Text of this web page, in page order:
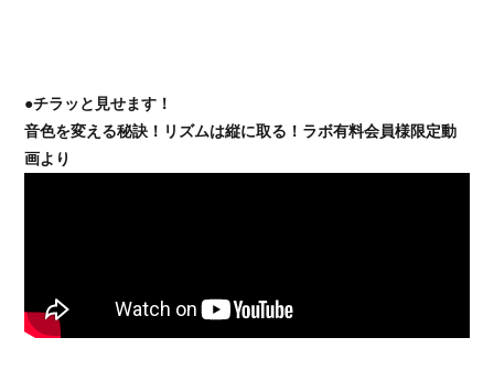
●チラッと見せます！
音色を変える秘訣！リズムは縦に取る！ラボ有料会員様限定動
画より